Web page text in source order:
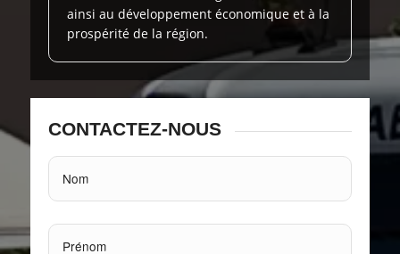
ainsi au développement économique et à la
prospérité de la région.
CONTACTEZ-NOUS